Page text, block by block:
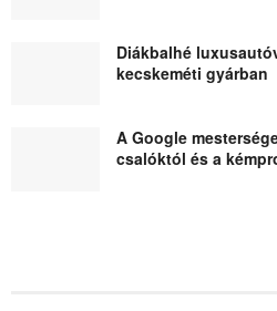
Diákbalhé
kecskeméti gyárban
A Google
csalóktól és a